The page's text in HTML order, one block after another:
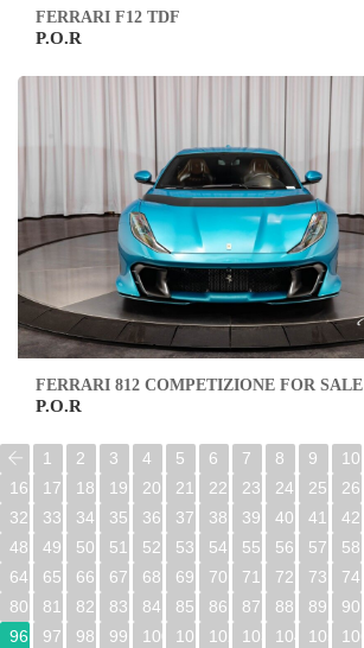
FERRARI F12 TDF
P.O.R
FERRARI 812 COMPETIZIONE FOR SALE
P.O.R
1 2 3 4 5 6 7 8 9 10
16
17 18 19 20 21 22 23 24 25 26
32
33 34 35 36 37 38 39 40 41 42
48
49 50 51 52 53 54 55 56 57 58
64
65 66 67 68 69 70 71 72 73 74
80
81 82 83 84 85 86 87 88 89 90
96
97 98 99 100 101 102 103 104 105 106